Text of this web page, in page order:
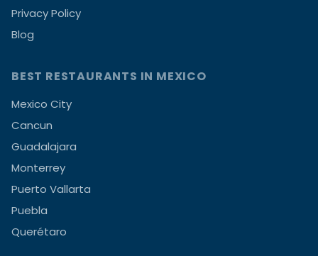
Privacy Policy
Blog
BEST RESTAURANTS IN MEXICO
Mexico City
Cancun
Guadalajara
Monterrey
Puerto Vallarta
Puebla
Querétaro